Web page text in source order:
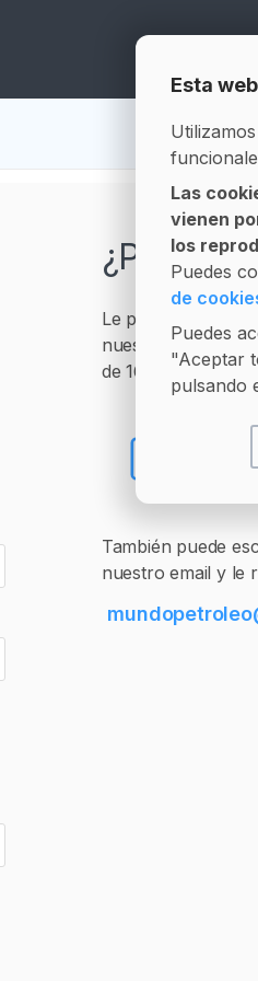
¿Prefiere
Le podremos
nuestro horario
de 16:30 a 19:00
+34
También puede
nuestro email y le
mundopetroleo
Esta
Las
vienen
los
Puedes
de
Puedes
"Aceptar
pulsando